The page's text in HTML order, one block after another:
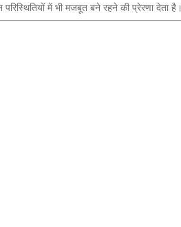
में भी मजबूत बने रहने की प्रेरणा देता है।